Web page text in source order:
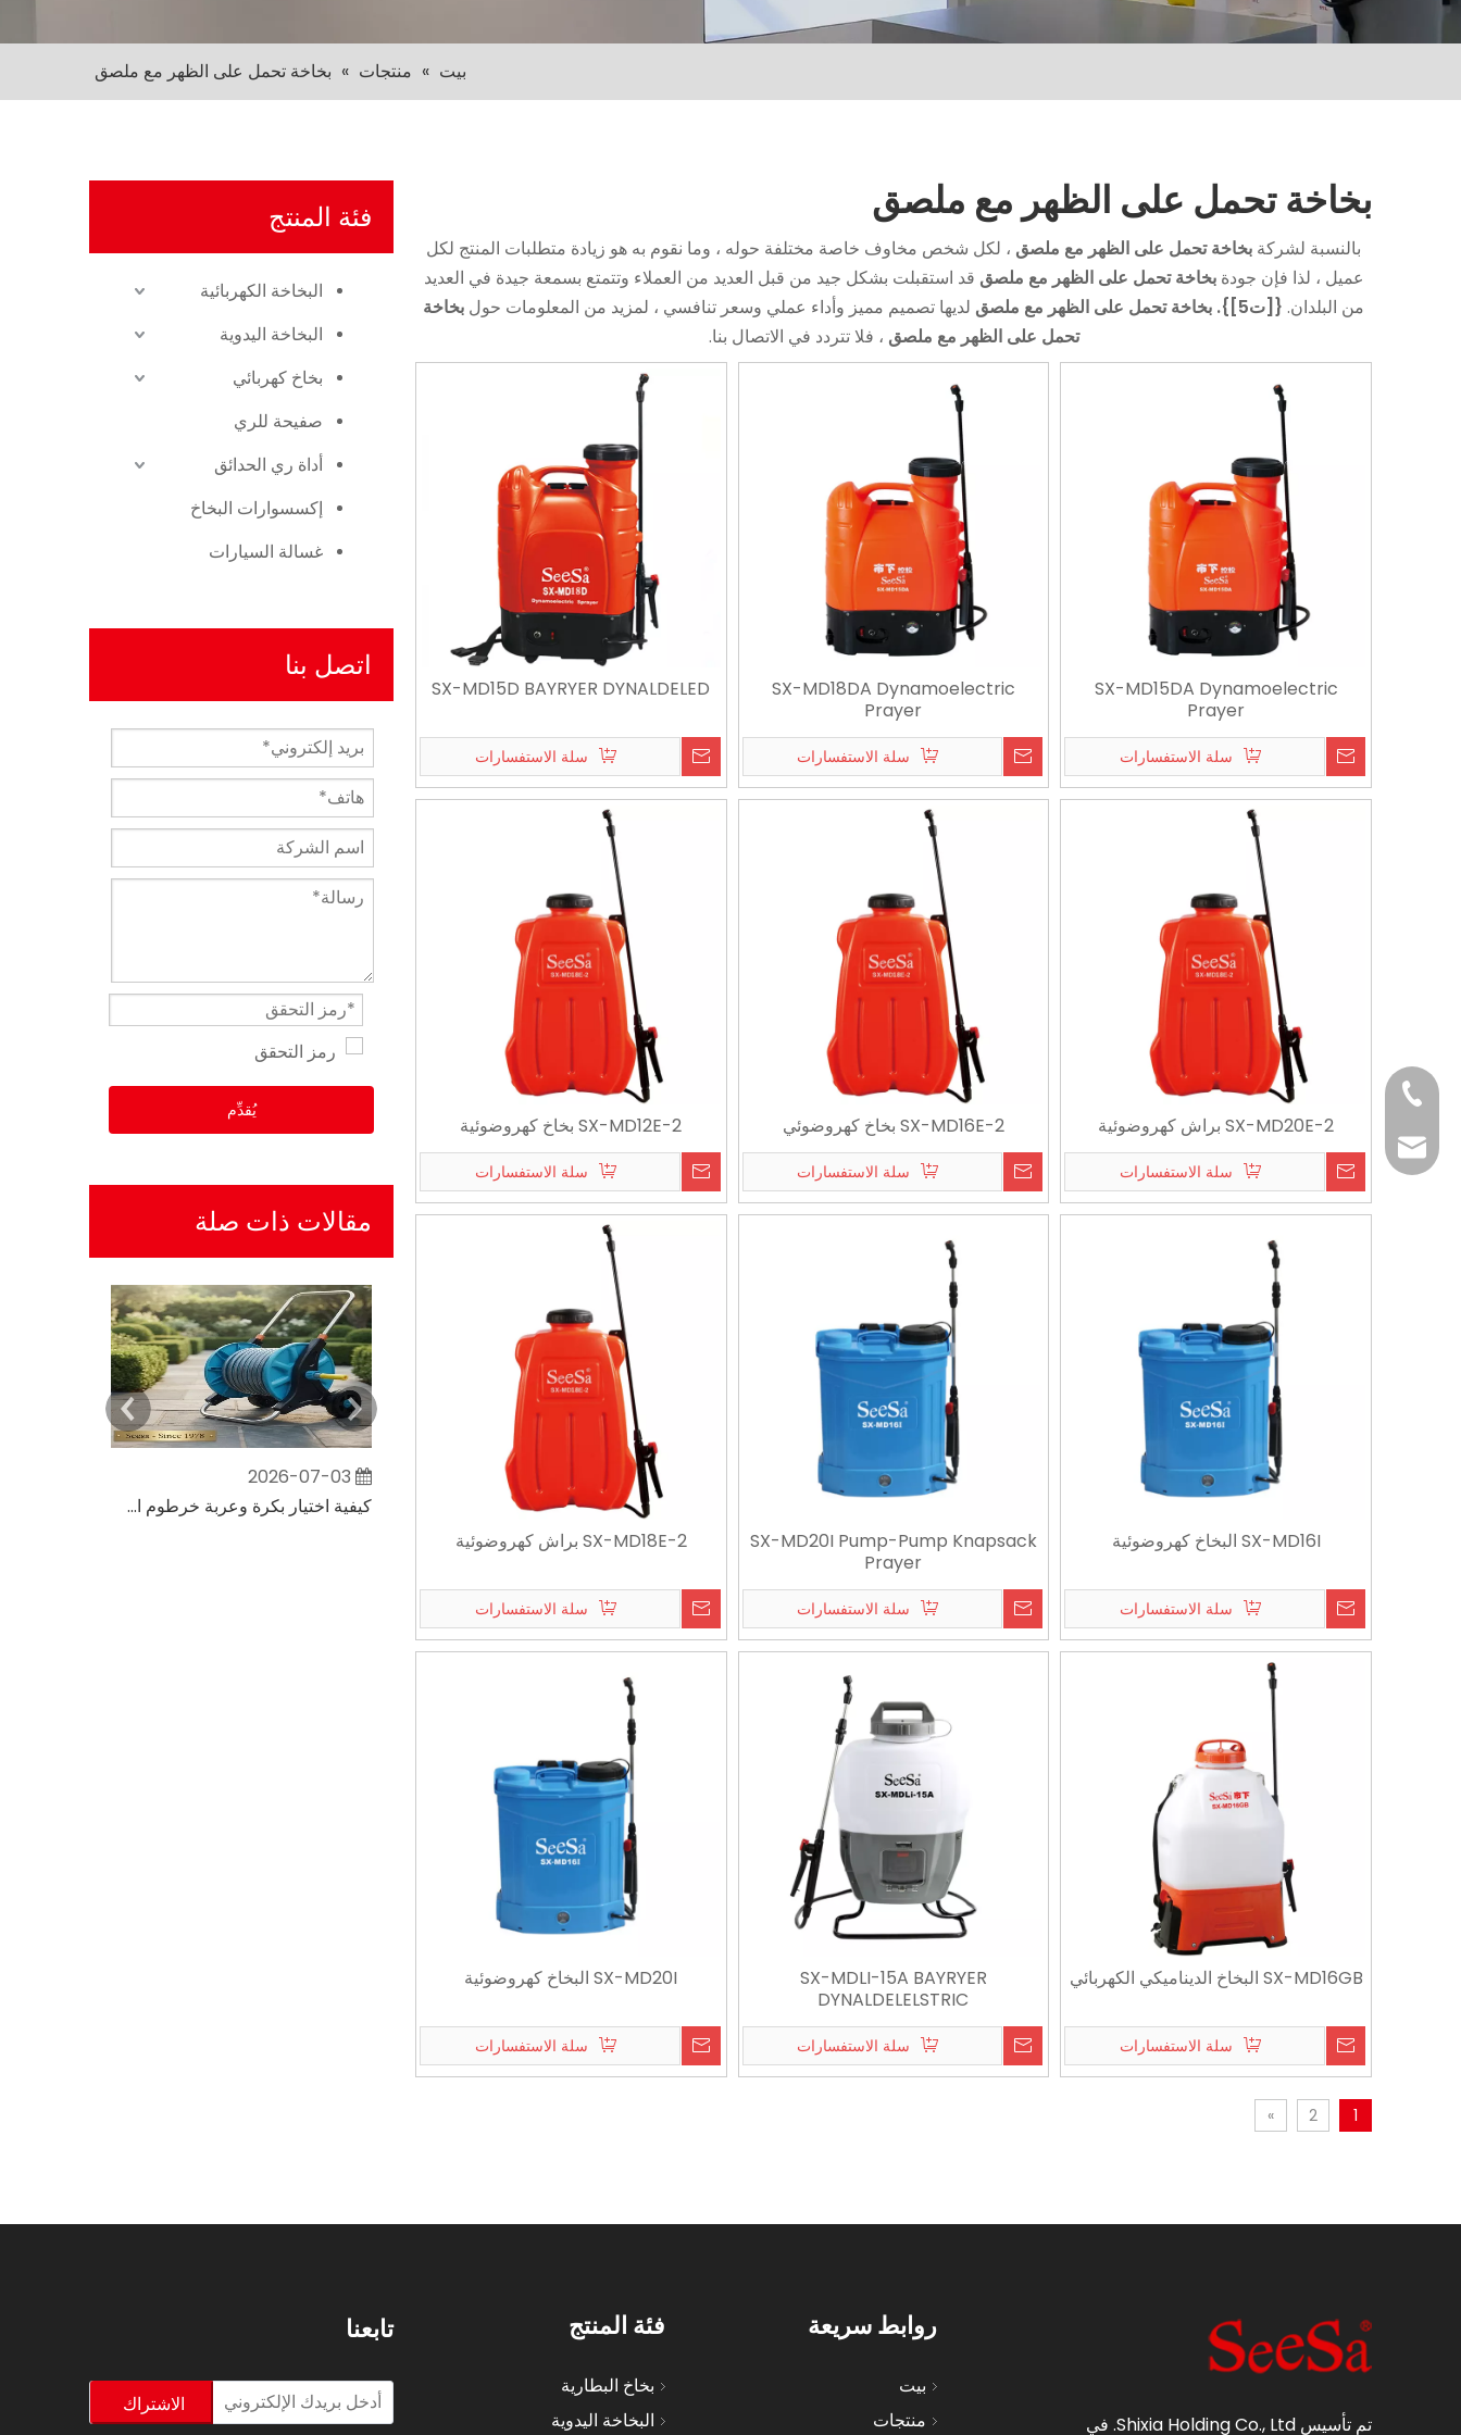
بيت » منتجات » بخاخة تحمل على الظهر مع ملصق
فئة المنتج
البخاخة الكهربائية
البخاخة اليدوية
بخاخ كهربائي
صفيحة للري
أداة ري الحدائق
إكسسوارات البخاخ
غسالة السيارات
اتصل بنا
يُقدِّم
مقالات ذات صلة
2026-07-03
كيفية اختيار بكرة وعربة خرطوم الحديقة: دليل المشتري النهائي للشرفات الصغيرة وساحة الفيلا الكبيرة
2026-07-08
2026-07-06
2026-07-21
كيفية رش أوراق النبات دون خلق بقع رطبة كبيرة
>
بخاخة تحمل على الظهر مع ملصق
بالنسبة لشركة بخاخة تحمل على الظهر مع ملصق ، لكل شخص مخاوف خاصة مختلفة حوله ، وما نقوم به هو زيادة متطلبات المنتج لكل
عميل ، لذا فإن جودةبخاخة تحمل على الظهر مع ملصق قد استقبلت بشكل جيد من قبل العديد من العملاء وتتمتع بسمعة جيدة في العديد
من البلدان. {[ت5]}. بخاخة تحمل على الظهر مع ملصق لديها تصميم مميز وأداء عملي وسعر تنافسي ، لمزيد من المعلومات حول بخاخة
تحمل على الظهر مع ملصق ، فلا تتردد في الاتصال بنا.
SX-MD15D BAYRYER DYNALDELED
سلة الاستفسارات
SX-MD18DA Dynamoelectric
Prayer
سلة الاستفسارات
SX-MD15DA Dynamoelectric
Prayer
سلة الاستفسارات
SX-MD12E-2 بخاخ كهروضوئية
سلة الاستفسارات
SX-MD16E-2 بخاخ كهروضوئي
سلة الاستفسارات
SX-MD20E-2 براش كهروضوئية
سلة الاستفسارات
SX-MD18E-2 براش كهروضوئية
سلة الاستفسارات
SX-MD20I Pump-Pump Knapsack
Prayer
سلة الاستفسارات
SX-MD16I البخاخ كهروضوئية
سلة الاستفسارات
SX-MD20I البخاخ كهروضوئية
سلة الاستفسارات
SX-MDLI-15A BAYRYER
DYNALDELELSTRIC
سلة الاستفسارات
SX-MD16GB البخاخ الديناميكي الكهربائي
سلة الاستفسارات
1
2
»
تم تأسيس Shixia Holding Co., Ltd. في
+86-
روابط سريعة
بيت
منتجات
فئة المنتج
بخاخ البطارية
البخاخة اليدوية
تابعنا
الاشتراك